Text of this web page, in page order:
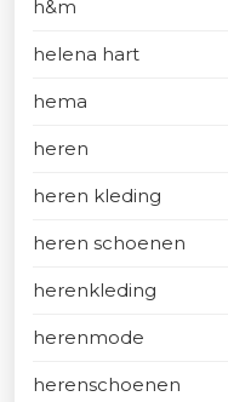
h&m
helena hart
hema
heren
heren kleding
heren schoenen
herenkleding
herenmode
herenschoenen